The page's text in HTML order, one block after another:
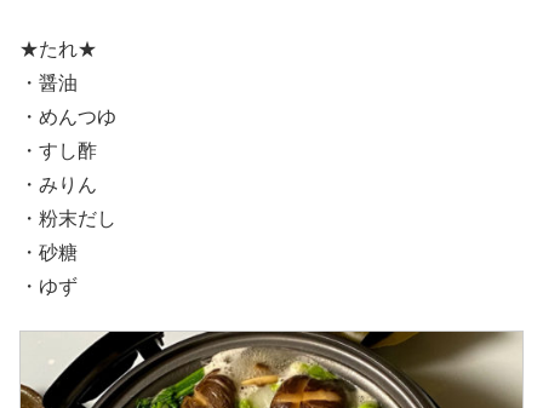
★たれ★
・醤油
・めんつゆ
・すし酢
・みりん
・粉末だし
・砂糖
・ゆず